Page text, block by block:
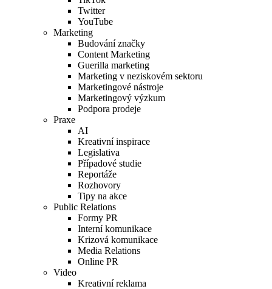
Twitter
YouTube
Marketing
Budování značky
Content Marketing
Guerilla marketing
Marketing v neziskovém sektoru
Marketingové nástroje
Marketingový výzkum
Podpora prodeje
Praxe
AI
Kreativní inspirace
Legislativa
Případové studie
Reportáže
Rozhovory
Tipy na akce
Public Relations
Formy PR
Interní komunikace
Krizová komunikace
Media Relations
Online PR
Video
Kreativní reklama